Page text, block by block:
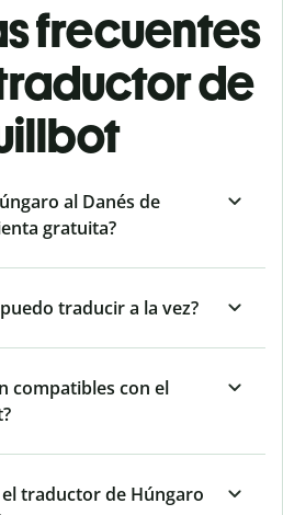
frecuentes
de
al Danés de
gratuita?
traducir a la vez?
compatibles con el
traductor de Húngaro